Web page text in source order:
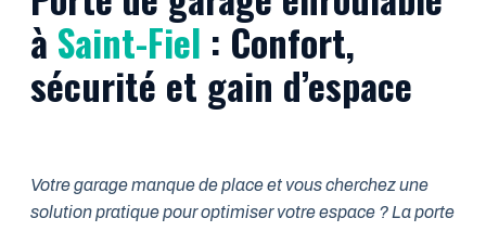
à Saint-Fiel : Confort,
sécurité et gain d’espace
Votre garage manque de place et vous cherchez une
solution pratique pour optimiser votre espace ? La porte